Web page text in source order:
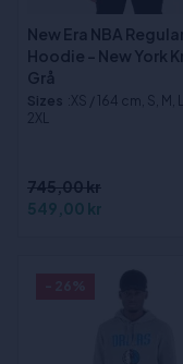
New Era NBA
Hoodie - New York
Grå
Sizes :XS / 164 cm, S, M,
2XL
745,00 kr
549,00 kr